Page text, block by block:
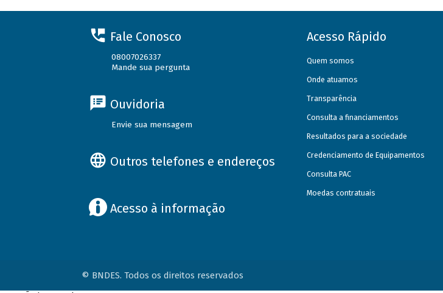
Fale Conosco
08007026337
Mande sua pergunta
Ouvidoria
Envie sua mensagem
Outros telefones e endereços
Acesso à informação
Acesso Rápido
Quem somos
Onde atuamos
Transparência
Consulta a financiamentos
Resultados para a sociedade
Credenciamento de Equipamentos
Consulta PAC
Moedas contratuais
© BNDES. Todos os direitos reservados